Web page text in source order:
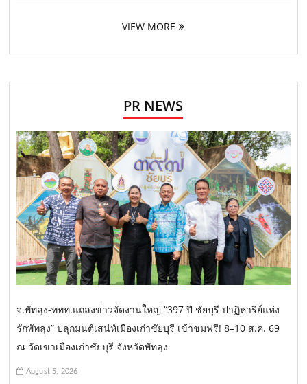
VIEW MORE
PR NEWS
จ.พัทลุง-ททท.แถลงข่าวจัดงานใหญ่ “397 ปี ชัยบุรี ปาฏิหาริย์แห่ง
รักพัทลุง” ปลุกมนต์เสน่ห์เมืองเก่าชัยบุรี เข้าชมฟรี! 8–10 ส.ค. 69
ณ วัดเขาเมืองเก่าชัยบุรี จังหวัดพัทลุง
August 5, 2026